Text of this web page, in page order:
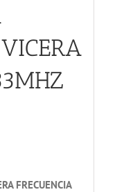
FRECUENCIA